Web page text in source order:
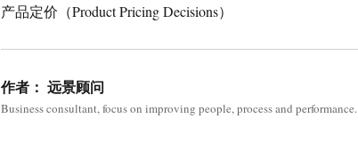
产品定价（Product Pricing Decisions）
作者： 远景顾问
Business consultant, focus on improving people, process and performance.